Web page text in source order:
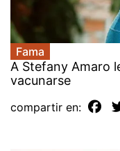
Fama
A Stefany Amaro
vacunarse
compartir en: